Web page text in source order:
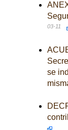
03-11
se